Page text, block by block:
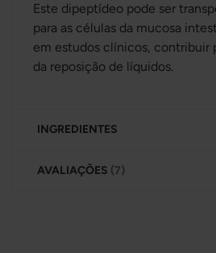
Este dipeptídeo pode ser
para as células da mucosa
em estudos clínicos, contribuir
da reposição de líquidos.
INGREDIENTES
AVALIAÇÕES 7